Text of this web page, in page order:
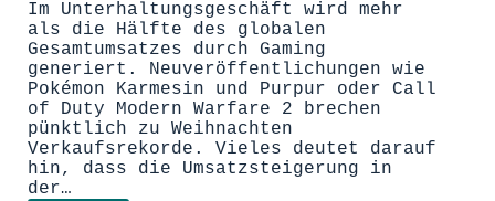
Im Unterhaltungsgeschäft wird mehr
als die Hälfte des globalen
Gesamtumsatzes durch Gaming
generiert. Neuveröffentlichungen wie
Pokémon Karmesin und Purpur oder Call
of Duty Modern Warfare 2 brechen
pünktlich zu Weihnachten
Verkaufsrekorde. Vieles deutet darauf
hin, dass die Umsatzsteigerung in
der…